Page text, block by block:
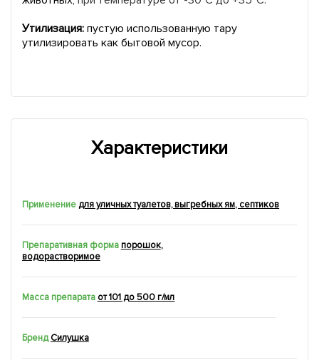
Утилизация:пустую использованную тару
утилизировать как бытовой мусор.
Характеристики
Применениедля уличных туалетов, выгребных ям, септиков
Препаративная форма порошок,
водорастворимое
Масса препарата от 101 до 500 г/мл
Бренд Силушка